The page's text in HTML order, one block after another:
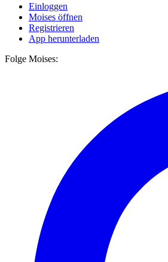
Einloggen
Moises öffnen
Registrieren
App herunterladen
Folge Moises: